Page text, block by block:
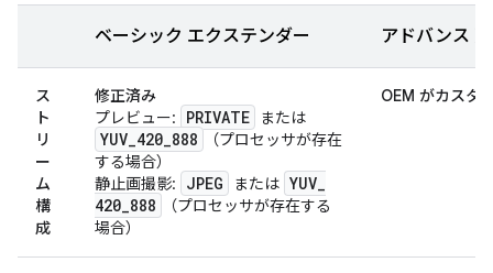
ベーシック エクステンダー アドバンス
ス
ト
リ
ー
ム
構
成
修正済み
プレビュー:
PRIVATE または
YUV_420_888
（プロセッサが存在
する場合）
静止画撮影:
JPEG または YUV_
420_888
（プロセッサが存在する
場合）
OEM がカスタ